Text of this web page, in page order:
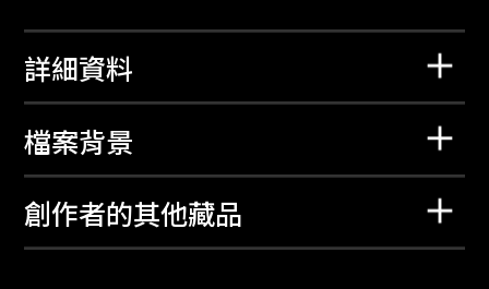
詳細資料
檔案背景
創作者的其他藏品